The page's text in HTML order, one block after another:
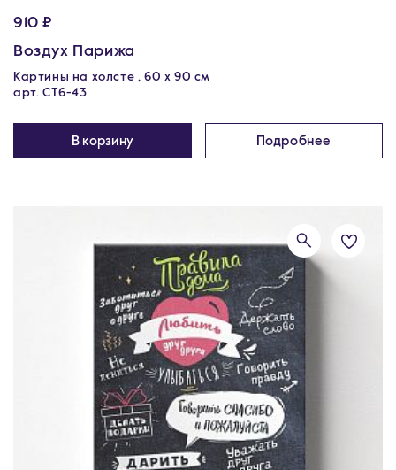
910 ₽
Воздух Парижа
Картины на холсте , 60 х 90 см
арт. CT6-43
В корзину Подробнее